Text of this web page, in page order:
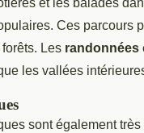
et les balades
Ces parcours
Les randonnées
les vallées
sont également